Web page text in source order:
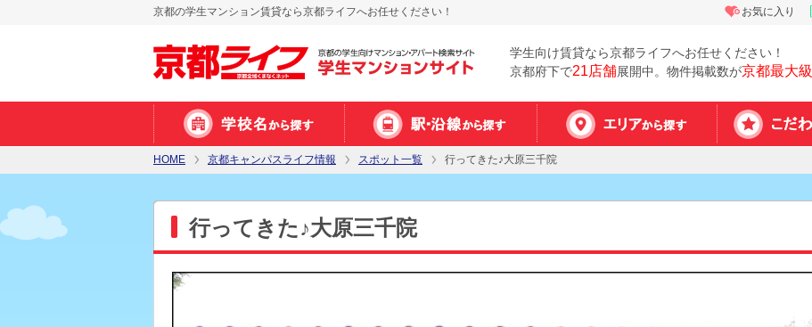
京都の学生マンション賃貸なら京都ライフへお任せください！
学生向け賃貸なら京都ライフへお任せください！
京都府下で21店舗展開中。物件掲載数が京都最大級
お気に入り
HOME 京都キャンパスライフ情報 スポット一覧 行ってきた♪大原三千院
行ってきた♪大原三千院